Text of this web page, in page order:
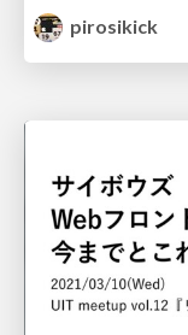
pirosikick